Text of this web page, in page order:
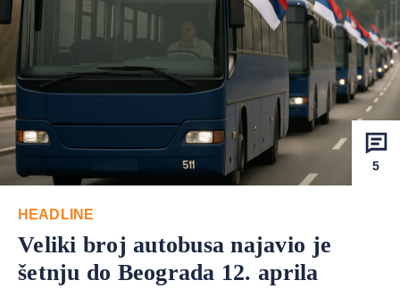
5
HEADLINE
Veliki broj autobusa najavio je
šetnju do Beograda 12. aprila